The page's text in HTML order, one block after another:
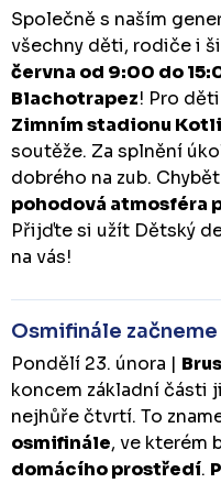
Společně s naším
všechny děti, rodiče i
června od 9:00 do
Blachotrapez! Pro
Zimním stadionu
soutěže. Za splnění
dobrého na zub.
pohodová atmosféra
Přijďte si užít Dětský
na vás!
Osmifinále
Pondělí 23. února |
koncem základní části
nejhůře čtvrtí. To
osmifinále, ve kterém
domácího prostředí.